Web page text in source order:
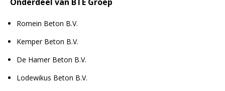
Romein Beton B.V.
Kemper Beton B.V.
De Hamer Beton B.V.
Lodewikus Beton B.V.